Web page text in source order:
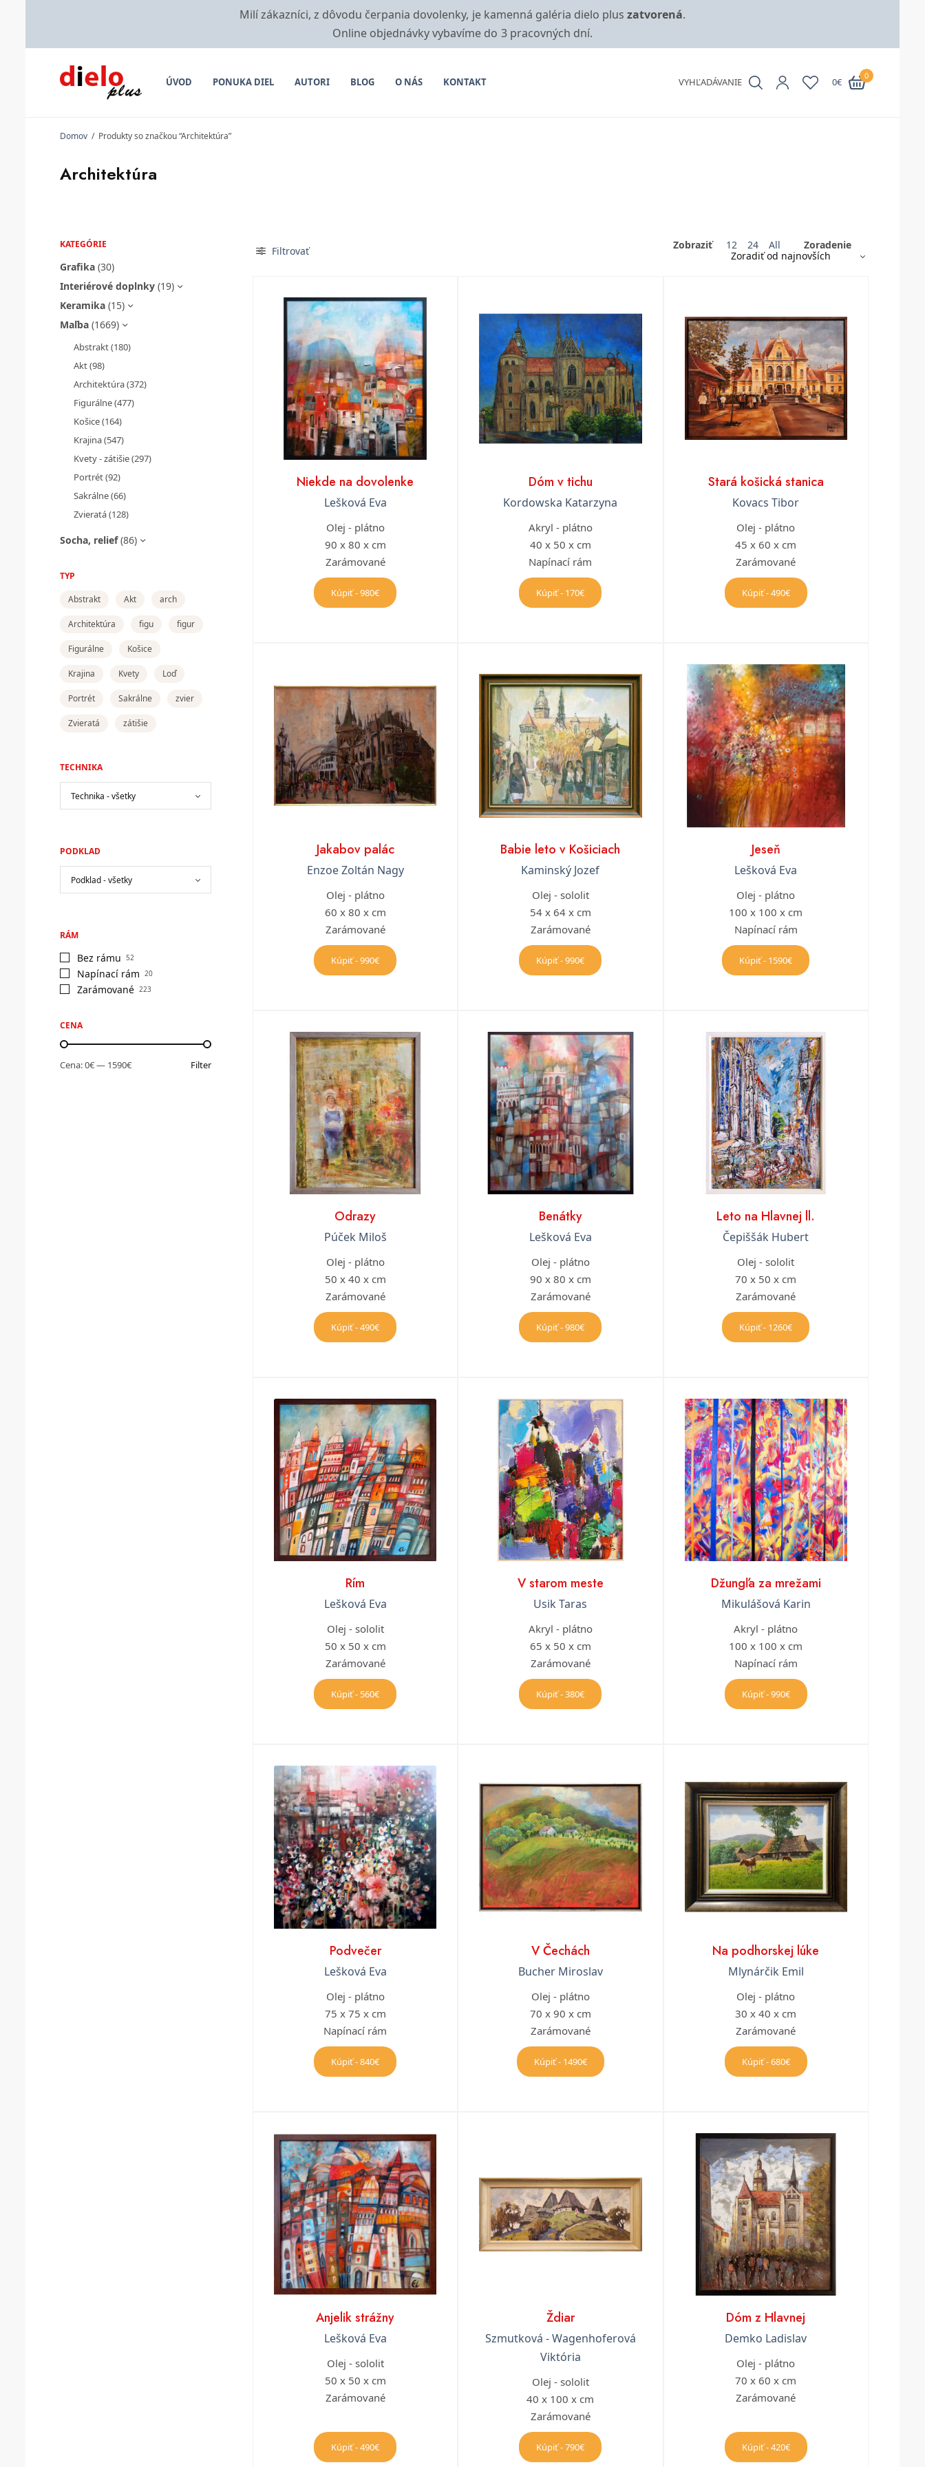
Milí zákazníci, z dôvodu čerpania dovolenky, je kamenná galéria dielo plus zatvorená.
Online objednávky vybavíme do 3 pracovných dní.
ÚVOD PONUKA DIEL AUTORI BLOG O NÁS KONTAKT VYHĽADÁVANIE 0€
0
Domov / Produkty so značkou “Architektúra”
Architektúra
KATEGÓRIE
Grafika (30)
Interiérové doplnky (19)
Keramika (15)
Maľba (1669)
Abstrakt(180)
Akt(98)
Architektúra(372)
Figurálne(477)
Košice(164)
Krajina(547)
Kvety - zátišie(297)
Portrét(92)
Sakrálne(66)
Zvieratá(128)
Socha, relief (86)
TYP
Abstrakt
Akt arch
Architektúra figu figur
Figurálne Košice
Krajina Kvety Loď
Portrét Sakrálne zvier
Zvieratá zátišie
TECHNIKA
PODKLAD
RÁM
Bez rámu 52
Napínací rám 20
Zarámované 223
CENA
Filter
Cena:0€— 1590€
Filtrovať Zobraziť 12 24 All Zoradenie
Niekde na dovolenke
Lešková Eva
Olej - plátno
90 x 80 x cm
Zarámované
Kúpiť - 980€
Dóm v tichu
Kordowska Katarzyna
Akryl - plátno
40 x 50 x cm
Napínací rám
Kúpiť - 170€
Stará košická stanica
Kovacs Tibor
Olej - plátno
45 x 60 x cm
Zarámované
Kúpiť - 490€
Jakabov palác
Enzoe Zoltán Nagy
Olej - plátno
60 x 80 x cm
Zarámované
Kúpiť - 990€
Babie leto v Košiciach
Kaminský Jozef
Olej - sololit
54 x 64 x cm
Zarámované
Kúpiť - 990€
Jeseň
Lešková Eva
Olej - plátno
100 x 100 x cm
Napínací rám
Kúpiť - 1590€
Odrazy
Púček Miloš
Olej - plátno
50 x 40 x cm
Zarámované
Kúpiť - 490€
Benátky
Lešková Eva
Olej - plátno
90 x 80 x cm
Zarámované
Kúpiť - 980€
Leto na Hlavnej ll.
Čepiššák Hubert
Olej - sololit
70 x 50 x cm
Zarámované
Kúpiť - 1260€
Rím
Lešková Eva
Olej - sololit
50 x 50 x cm
Zarámované
Kúpiť - 560€
V starom meste
Usik Taras
Akryl - plátno
65 x 50 x cm
Zarámované
Kúpiť - 380€
Džungľa za mrežami
Mikulášová Karin
Akryl - plátno
100 x 100 x cm
Napínací rám
Kúpiť - 990€
Podvečer
Lešková Eva
Olej - plátno
75 x 75 x cm
Napínací rám
Kúpiť - 840€
V Čechách
Bucher Miroslav
Olej - plátno
70 x 90 x cm
Zarámované
Kúpiť - 1490€
Na podhorskej lúke
Mlynárčik Emil
Olej - plátno
30 x 40 x cm
Zarámované
Kúpiť - 680€
Anjelik strážny
Lešková Eva
Olej - sololit
50 x 50 x cm
Zarámované
Kúpiť - 490€
Ždiar
Szmutková - Wagenhoferová
Viktória
Olej - sololit
40 x 100 x cm
Zarámované
Kúpiť - 790€
Dóm z Hlavnej
Demko Ladislav
Olej - plátno
70 x 60 x cm
Zarámované
Kúpiť - 420€